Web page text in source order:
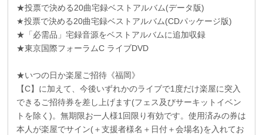
★投票で決める20曲宅録ベストアルバム(データ版)
★投票で決める20曲宅録ベストアルバム(CDパッケージ版)
★「必需品」宅録音源をベストアルバムに追加収録
★東京国際フォーラムC ライブDVD
★いつの日か楽屋ご招待《福岡》
【C】に加えて、今後いずれかのライブで1 度だけ楽屋に突入
できるご招待券を差し上げます(フェス及びサーキットイベン
トを除く )。無期限お一人様1 回限り有効です。使用済みの券は
本人が楽屋でサイン(＋支援者様名＋日付＋会場名)を入れてお